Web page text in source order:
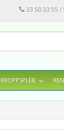
33 50 33 55 /
KROPPSPLEIE